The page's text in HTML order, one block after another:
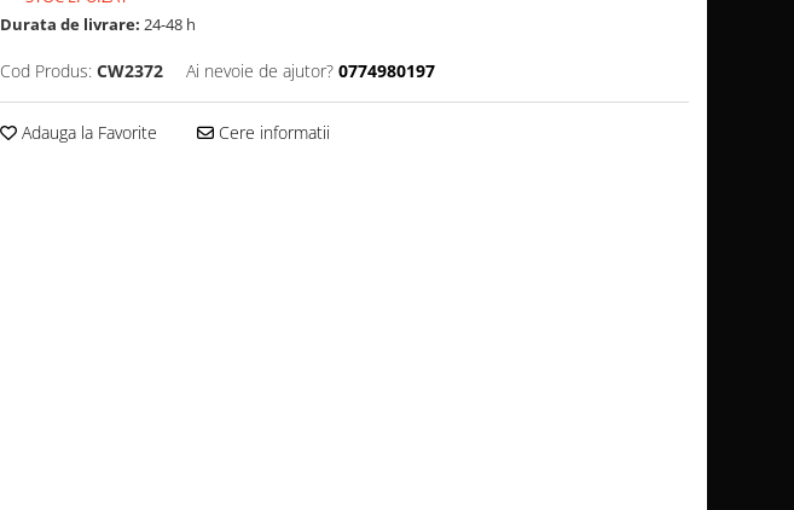
Durata de livrare: 24-48 h
Cod Produs: CW2372 Ai nevoie de ajutor? 0774980197
Adauga la Favorite Cere informatii